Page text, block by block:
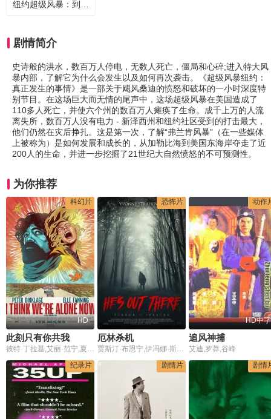
剧情简介
史诗般的洪水，数百万人停电，无数人死亡，僵局和心碎;进入特大风
暴内部，了解它为什么会发生以及如何再次袭击。《超级风暴纽约：
真正发生的事情》是一部关于飓风桑迪的愤怒和破坏的一小时深度特
别节目。在这场巨大而无情的尾声中，这场超级风暴在美国造成了
110多人死亡，并使六个州的数百万人瘫痪了生命。成千上万的人流
离失所，数百万人没有电力 - 新泽西州和纽约社区受到的打击最大，
他们仍然在灾后挣扎。这是第一次，了解“弗兰肯风暴”（在一些媒体
上被称为）是如何发展和成长的，从加勒比海到美国东海岸夺走了近
200人的生命，并进一步挖掘了21世纪大自然愤怒的不可预测性。
为你推荐
科幻片
HD
此刻只有你共我
彼特·丁拉基,艾丽·范宁,夏洛特·甘斯布,保罗·吉亚玛提
恐怖片
厄林杀机
贾斯汀·布恩宁,伊冯娜·斯特拉霍夫斯基,朱利安·拜利,斯蒂芬妮·科斯塔,阿比盖尔·尼奥斯基
动作
HD中字
追风神捕
艾迪,罗莽,谷峰
纪录片
剧情片 剧情